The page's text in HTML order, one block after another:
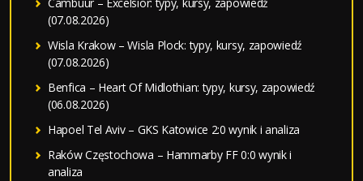
(07.08.2026)
Wisla Krakow – Wisla Plock: typy, kursy, zapowiedź
(07.08.2026)
Benfica – Heart Of Midlothian: typy, kursy, zapowiedź
(06.08.2026)
Hapoel Tel Aviv – GKS Katowice 2:0 wynik i analiza
Raków Częstochowa – Hammarby FF 0:0 wynik i
analiza